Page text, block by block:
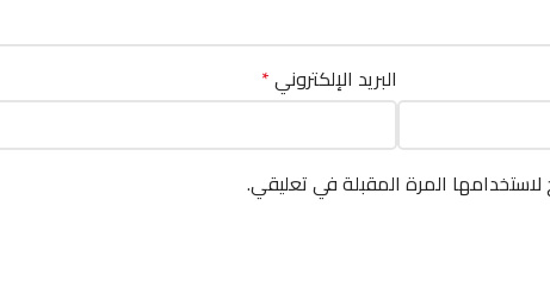
البريد الإلكتروني*
المرة المقبلة في تعليقي.